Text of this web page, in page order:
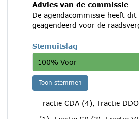
Advies van de commissie
De agendacommissie heeft
geagendeerd voor de
Stemuitslag
100% Voor
Toon stemmen
Fractie CDA (4), Fractie